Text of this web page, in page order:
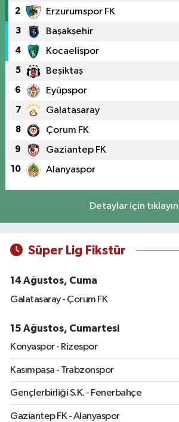
2 Erzurumspor FK
3 Başakşehir
4 Kocaelispor
5 Beşiktaş
6 Eyüpspor
7 Galatasaray
8 Çorum FK
9 Gaziantep FK
10 Alanyaspor
Detaylar için tıklayın
Süper Lig Fikstür
14 Ağustos, Cuma
Galatasaray - Çorum FK
15 Ağustos, Cumartesi
Konyaspor - Rizespor
Kasımpaşa - Trabzonspor
Gençlerbirliği S.K. - Fenerbahçe
Gaziantep FK - Alanyaspor